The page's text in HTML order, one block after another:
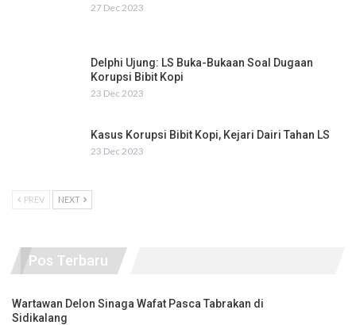
27 Dec 2023
Delphi Ujung: LS Buka-Bukaan Soal Dugaan
Korupsi Bibit Kopi
23 Dec 2023
Kasus Korupsi Bibit Kopi, Kejari Dairi Tahan LS
23 Dec 2023
PREV NEXT
Pos Terbaru
Wartawan Delon Sinaga Wafat Pasca Tabrakan di
Sidikalang